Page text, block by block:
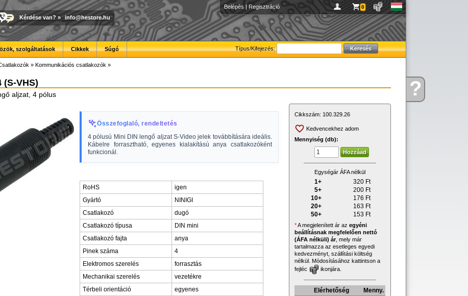
Kérdése?
Belépés | Regisztráció 0
Kérdése van? » info@hestore.hu
Típus/Kifejezés:
szolgáltatások Cikkek Súgó
» Kommunikációs csatlakozók »
(S-VHS)
aljzat, 4 pólus
Összefoglaló, rendeltetés
4 pólusú Mini DIN lengő aljzat S-Video jelek továbbítására ideális.
Kábelre forrasztható, egyenes kialakítású anya csatlakozóként
funkcionál.
RoHS
igen
Gyártó
NINIGI
Csatlakozó
dugó
Csatlakozó típusa
DIN mini
Csatlakozó fajta
anya
Pinek száma
4
Elektromos szerelés
forrasztás
Mechanikai szerelés
vezetékre
Térbeli orientáció
egyenes
Cikkszám: 100.329.26
Kedvencekhez adom
Mennyiség (db):
Egységár ÁFA nélkül
1+ 320 Ft
5+
200 Ft
10+
176 Ft
20+
163 Ft
50+
153 Ft
*A megjelenített ár az egyéni
beállításnak megfelelően nettó
(ÁFA nélküli) ár, mely már
tartalmazza az esetleges egyedi
kedvezményt, szállítási költség
nélkül. Módosításához kattintson a
fejléc
ikonjára.
Elérhetőség
Menny.